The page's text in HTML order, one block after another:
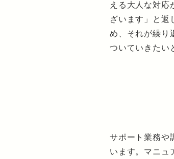
える大人な対
ざいます」と返
め、それが繰り
ついていきたい
サポート業務や
います。マニュ